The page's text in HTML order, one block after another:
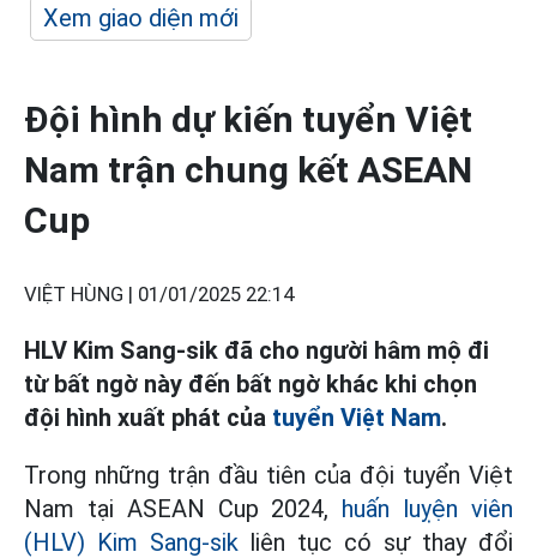
Xem giao diện mới
Đội hình dự kiến tuyển Việt
Nam trận chung kết ASEAN
Cup
VIỆT HÙNG | 01/01/2025 22:14
HLV Kim Sang-sik đã cho người hâm mộ đi
từ bất ngờ này đến bất ngờ khác khi chọn
đội hình xuất phát của tuyển Việt Nam.
Trong những trận đầu tiên của đội tuyển Việt
Nam tại ASEAN Cup 2024, huấn luỵện viên
(HLV) Kim Sang-sikliên tục có sự thay đổi